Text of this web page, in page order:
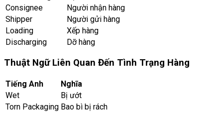
Consignee
Người nhận hàng
Shipper
Người gửi hàng
Loading
Xếp hàng
Discharging
Dỡ hàng
Thuật Ngữ Liên Quan Đến Tình Trạng Hàng
Tiếng Anh
Nghĩa
Wet
Bị ướt
Torn Packaging Bao bì bị rách